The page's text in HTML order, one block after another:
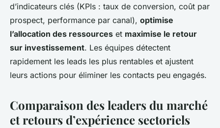
d’indicateurs clés (KPIs : taux de conversion, coût par
prospect, performance par canal), optimise
l’allocation des ressources et maximise le retour
sur investissement. Les équipes détectent
rapidement les leads les plus rentables et ajustent
leurs actions pour éliminer les contacts peu engagés.
Comparaison des leaders du marché
et retours d’expérience sectoriels